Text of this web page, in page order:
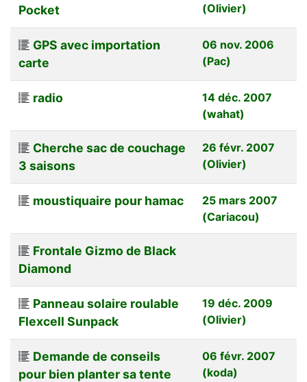
Pocket
(Olivier)
GPS avec importation
carte
06 nov. 2006
(Pac)
radio
14 déc. 2007
(wahat)
Cherche sac de couchage
3 saisons
26 févr. 2007
(Olivier)
moustiquaire pour hamac
25 mars 2007
(Cariacou)
Frontale Gizmo de Black
Diamond
Panneau solaire roulable
Flexcell Sunpack
19 déc. 2009
(Olivier)
Demande de conseils
pour bien planter sa tente
06 févr. 2007
(koda)